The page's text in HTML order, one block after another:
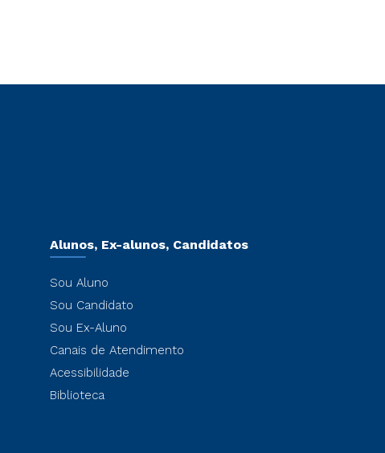
Alunos, Ex-alunos, Candidatos
Sou Aluno
Sou Candidato
Sou Ex-Aluno
Canais de Atendimento
Acessibilidade
Biblioteca